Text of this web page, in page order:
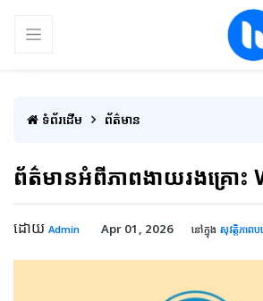
ទំព័រដើម ព័ត៌មាន
ព័ត៌មានអំពីភាពងាយរងគ្រោះ
ដោយ Admin Apr 01, 2026 នៅក្នុង សុវត្តិភាពបច្